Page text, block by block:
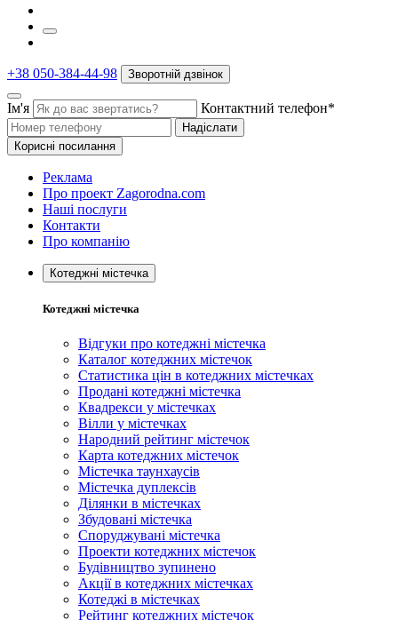
+38 050-384-44-98 Зворотній дзвінок
Ім'я Контактний телефон*
Надіслати
Корисні посилання
Реклама
Про проект Zagorodna.com
Наші послуги
Контакти
Про компанію
Котеджні містечка
Котеджні містечка
Відгуки про котеджні містечка
Каталог котеджних містечок
Статистика цін в котеджних містечках
Продані котеджні містечка
Квадрекси у містечках
Вілли у містечках
Народний рейтинг містечок
Карта котеджних містечок
Містечка таунхаусів
Містечка дуплексів
Ділянки в містечках
Збудовані містечка
Споруджувані містечка
Проекти котеджних містечок
Будівництво зупинено
Акції в котеджних містечках
Котеджі в містечках
Рейтинг котеджних містечок